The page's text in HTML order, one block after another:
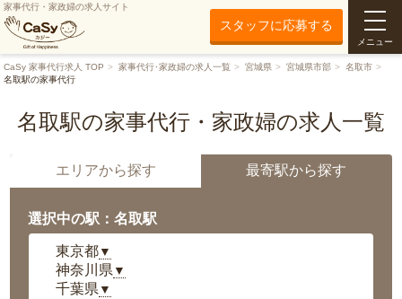
家事代行・家政婦の求人サイト
スタッフに応募する
メニュー
CaSy 家事代行求人 TOP 家事代行･家政婦の求人一覧 宮城県 宮城県市部
名取市
名取駅の家事代行
名取駅の家事代行・家政婦の求人一覧
エリアから探す 最寄駅から探す
選択中の駅：名取駅
東京都▼
神奈川県 ▼
千葉県 ▼